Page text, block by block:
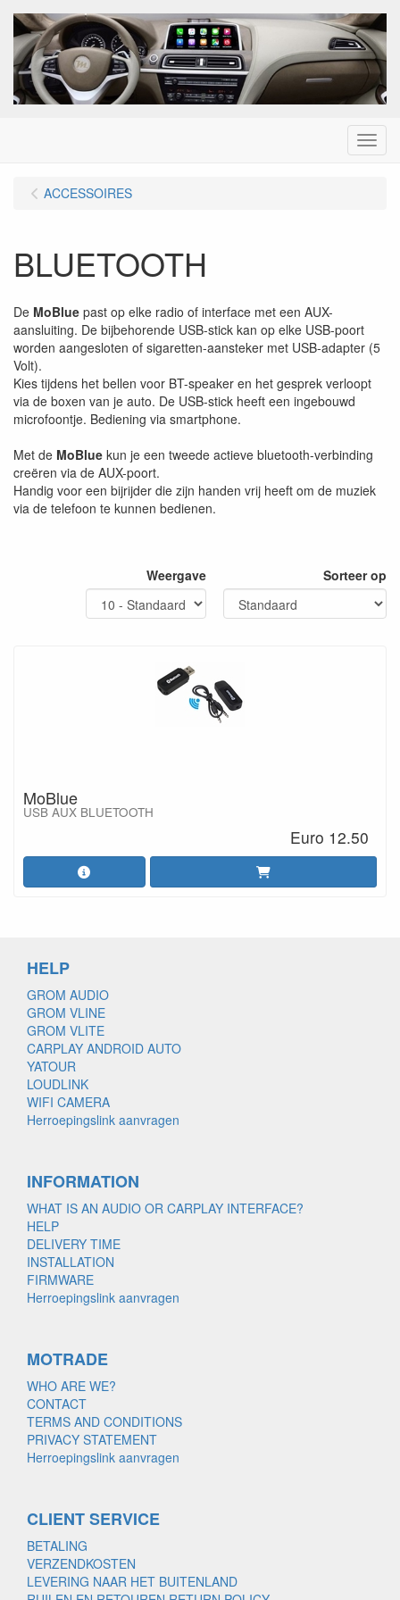
Menu
ACCESSOIRES
BLUETOOTH
De MoBlue past op elke radio of interface met een AUX-
aansluiting. De bijbehorende USB-stick kan op elke USB-poort
worden aangesloten of sigaretten-aansteker met USB-adapter (5
Volt).
Kies tijdens het bellen voor BT-speaker en het gesprek verloopt
via de boxen van je auto. De USB-stick heeft een ingebouwd
microfoontje. Bediening via smartphone.
Met de MoBlue kun je een tweede actieve bluetooth-verbinding
creëren via de AUX-poort.
Handig voor een bijrijder die zijn handen vrij heeft om de muziek
via de telefoon te kunnen bedienen.
Weergave Sorteer op
MoBlue
USB AUX BLUETOOTH
Euro 12.50
HELP
GROM AUDIO
GROM VLINE
GROM VLITE
CARPLAY ANDROID AUTO
YATOUR
LOUDLINK
WIFI CAMERA
Herroepingslink aanvragen
INFORMATION
WHAT IS AN AUDIO OR CARPLAY INTERFACE?
HELP
DELIVERY TIME
INSTALLATION
FIRMWARE
Herroepingslink aanvragen
MOTRADE
WHO ARE WE?
CONTACT
TERMS AND CONDITIONS
PRIVACY STATEMENT
Herroepingslink aanvragen
CLIENT SERVICE
BETALING
VERZENDKOSTEN
LEVERING NAAR HET BUITENLAND